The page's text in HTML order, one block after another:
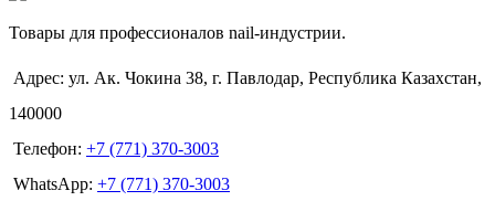
Товары для профессионалов nail-индустрии.
Адрес: ул. Ак. Чокина 38, г. Павлодар, Республика Казахстан,
140000
Телефон: +7 (771) 370-3003
WhatsApp: +7 (771) 370-3003